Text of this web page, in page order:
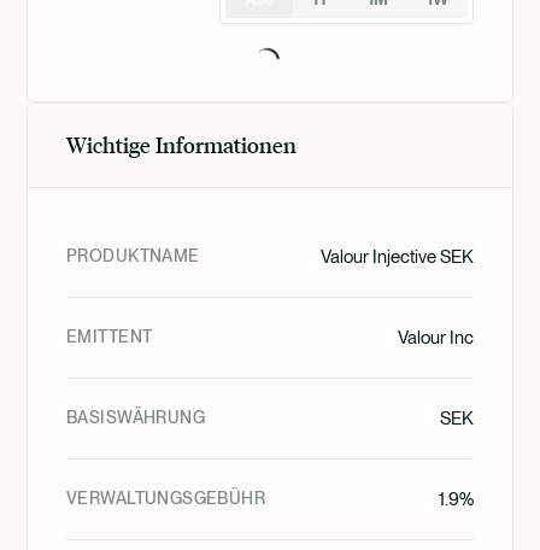
Wichtige Informationen
PRODUKTNAME Valour Injective SEK
EMITTENT Valour Inc
BASISWÄHRUNG SEK
VERWALTUNGSGEBÜHR 1.9%